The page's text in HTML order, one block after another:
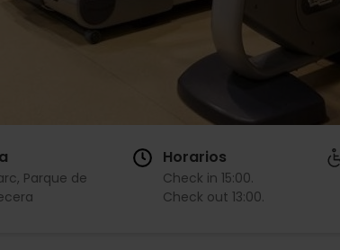
Parque de
Horarios
Check in 15:00.
Check out 13:00.